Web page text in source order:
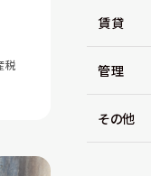
税
賃貸
管理
その他